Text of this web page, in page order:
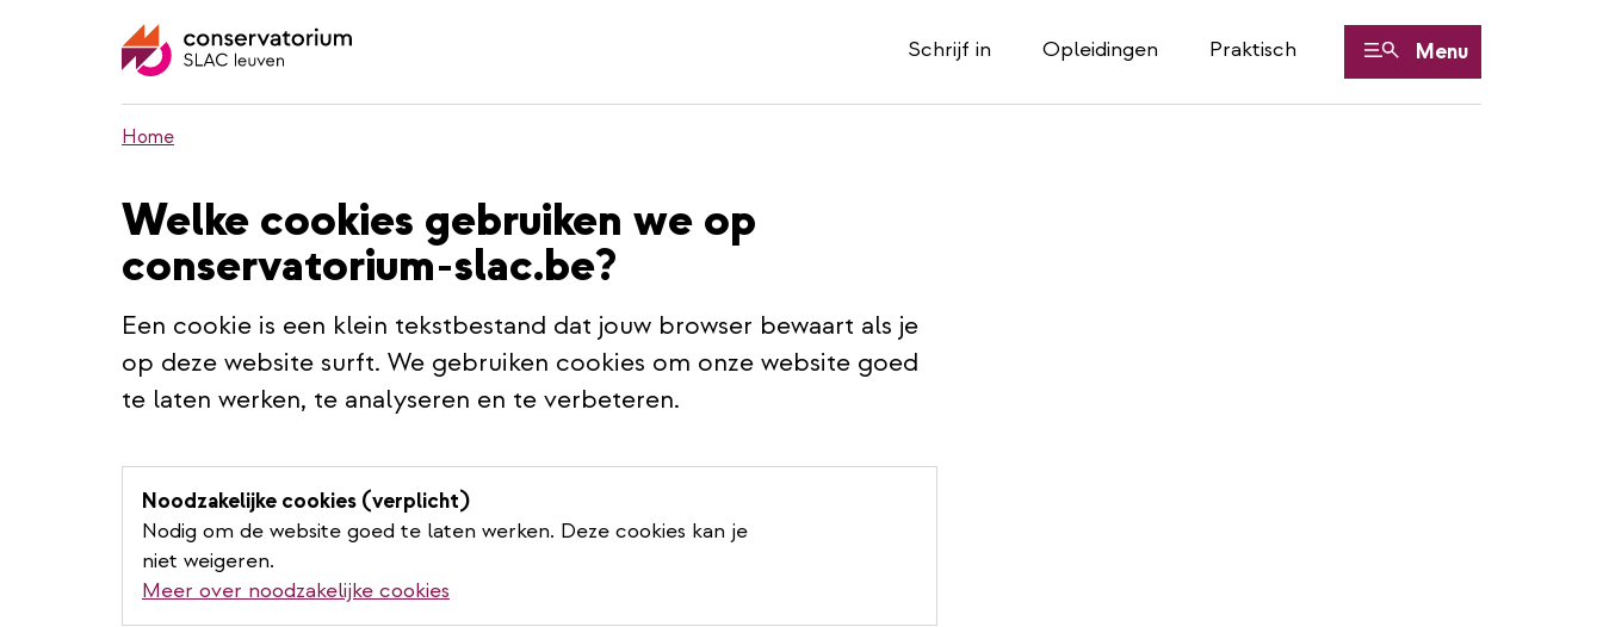
Schrijf in Opleidingen Praktisch Menu
Home
Welke cookies gebruiken we op
conservatorium-slac.be?
Een cookie is een klein tekstbestand dat jouw browser bewaart als je
op deze website surft. We gebruiken cookies om onze website goed
te laten werken, te analyseren en te verbeteren.
Noodzakelijke cookies (verplicht)
Nodig om de website goed te laten werken. Deze cookies kan je
niet weigeren.
Meer over noodzakelijke cookies